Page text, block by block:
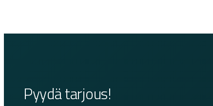
Pyydä tarjous!